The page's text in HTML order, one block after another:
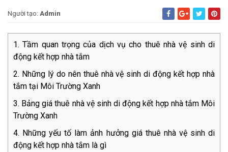
Người tạo: Admin
Tầm quan trọng của dịch vụ cho thuê nhà vệ sinh di
động kết hợp nhà tắm
Những lý do nên thuê nhà vệ sinh di động kết hợp nhà
tắm tại Môi Trường Xanh
Bảng giá thuê nhà vệ sinh di động kết hợp nhà tắm Môi
Trường Xanh
Những yếu tố làm ảnh hưởng giá thuê nhà vệ sinh di
động kết hợp nhà tắm là gì